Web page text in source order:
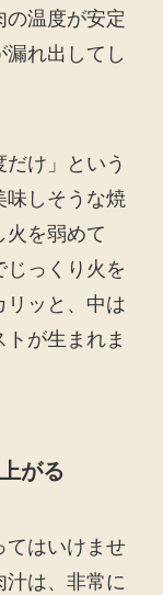
の温度が安定
れ出してし
け」という
味しそうな焼
火を弱めて
じっくり火を
リッと、中は
が生まれま
がる
てはいけませ
汁は、非常に